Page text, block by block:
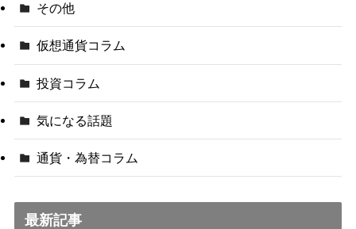
その他
仮想通貨コラム
投資コラム
気になる話題
通貨・為替コラム
最新記事